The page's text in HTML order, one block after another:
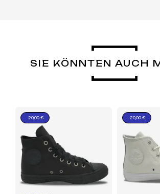
SIE KÖNNTEN AUCH
-20,00 € -20,00 €